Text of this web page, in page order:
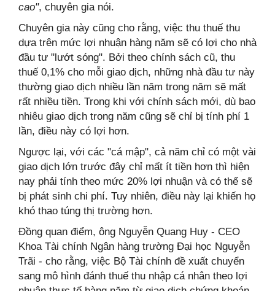
cao", chuyên gia nói.
Chuyên gia này cũng cho rằng, việc thu thuế thu
dựa trên mức lợi nhuận hàng năm sẽ có lợi cho nhà
đầu tư "lướt sóng". Bởi theo chính sách cũ, thu
thuế 0,1% cho mỗi giao dịch, những nhà đầu tư này
thường giao dịch nhiều lần năm trong năm sẽ mất
rất nhiều tiền. Trong khi với chính sách mới, dù bao
nhiêu giao dịch trong năm cũng sẽ chỉ bị tính phí 1
lần, điều này có lợi hơn.
Ngược lại, với các "cá mập", cả năm chỉ có một vài
giao dịch lớn trước đây chỉ mất ít tiền hơn thì hiện
nay phải tính theo mức 20% lợi nhuận và có thể sẽ
bị phát sinh chi phí. Tuy nhiên, điều này lại khiến họ
khó thao túng thị trường hơn.
Đồng quan điểm, ông Nguyễn Quang Huy - CEO
Khoa Tài chính Ngân hàng trường Đại học Nguyễn
Trãi - cho rằng, việc Bộ Tài chính đề xuất chuyển
sang mô hình đánh thuế thu nhập cá nhân theo lợi